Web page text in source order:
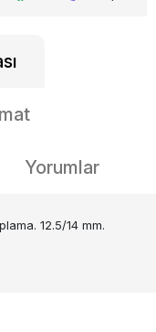
Yorumlar
12.5/14 mm.